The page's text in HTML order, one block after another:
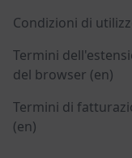
Condizioni di
Termini
del browser (en)
Termini di
(en)